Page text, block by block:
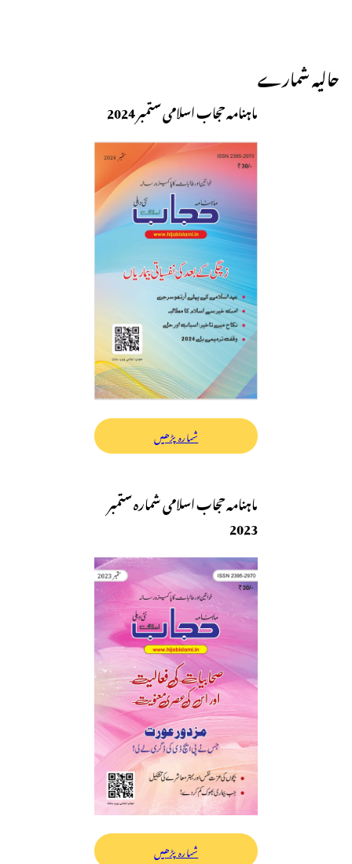
حالیہ شمارے
ماہنامہ حجاب اسلامی ستمبر 2024
شمارہ پڑھیں
ماہنامہ حجاب اسلامی شمارہ ستمبر
2023
شمارہ پڑھیں